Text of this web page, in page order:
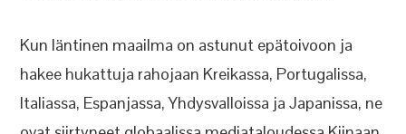
Kun läntinen maailma on astunut epätoivoon ja
hakee hukattuja rahojaan Kreikassa, Portugalissa,
Italiassa, Espanjassa, Yhdysvalloissa ja Japanissa, ne